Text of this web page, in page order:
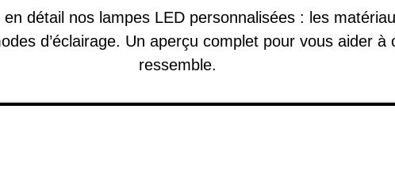
détail nos lampes LED personnalisées : les
d’éclairage. Un aperçu complet pour vous aider à
ressemble.